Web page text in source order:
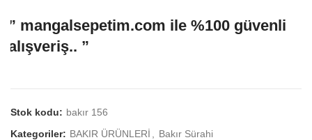
” mangalsepetim.com ile %100 güvenli
alışveriş.. ”
Stok kodu: bakır 156
Kategoriler: BAKIR ÜRÜNLERİ
Bakır Sürahi